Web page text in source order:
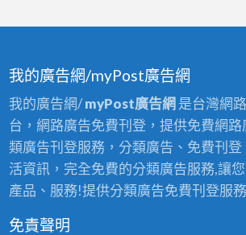
我的廣告網/myPost廣告網
我的廣告網/myPost廣告網 是台灣網
台，網路廣告免費刊登，提供免費網
類廣告刊登服務，分類廣告、免費刊
活資訊，完全免費的分類廣告服務,讓
產品、服務!提供分類廣告免費刊登服務
免責聲明